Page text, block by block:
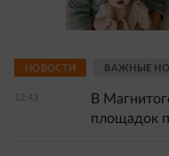
НОВОСТИ ВАЖНЫЕ
12:43
В
площадок